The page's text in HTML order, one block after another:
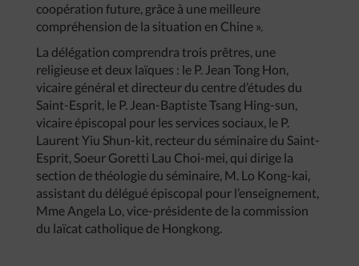
coopération future, grâce à une meilleure
compréhension de la situation en Chine ».
La délégation comprendra trois prêtres, une
religieuse et deux laïques : le P. Jean Tong Hon,
vicaire général et directeur du centre d’études du
Saint-Esprit, le P. Jean-Baptiste Tsang Hing-sun,
vicaire épiscopal pour les services sociaux, le P.
Laurent Yiu Shun-kit, recteur du séminaire du Saint-
Esprit, Soeur Goretti Lau Choi-mei, qui dirige la
section de théologie du séminaire, M. Lo Kong-kai,
assistant du délégué épiscopal pour l’enseignement,
Mme Angela Lo, vice-présidente de la commission
du laïcat catholique de Hongkong.